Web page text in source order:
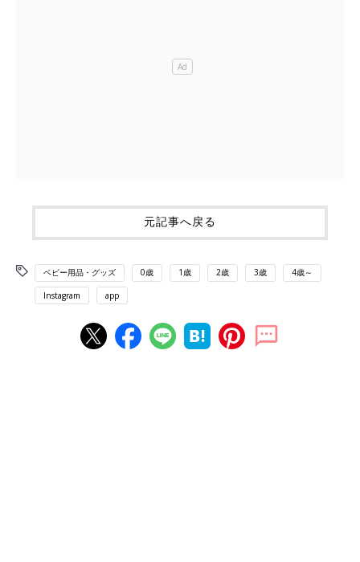
元記事へ戻る
ベビー用品・グッズ 0歳 1歳 2歳 3歳 4歳～
Instagram app